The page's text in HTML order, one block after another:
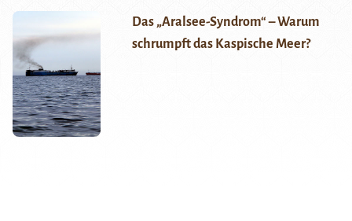
Das „Aralsee-Syndrom“ – Warum
schrumpft das Kaspische Meer?